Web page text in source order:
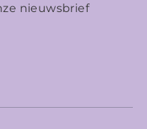
nieuwsbrief